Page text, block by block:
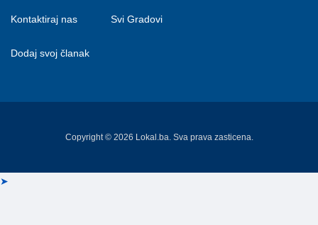
Kontaktiraj nas
Dodaj svoj članak
Svi Gradovi
Copyright © 2026 Lokal.ba. Sva prava zasticena.
➤